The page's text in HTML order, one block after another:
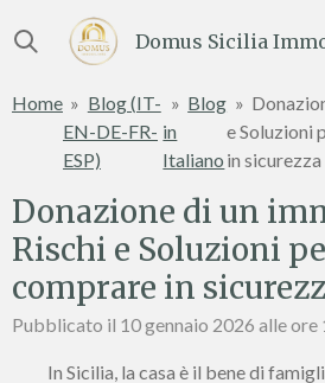
al
principale
Domus Sicilia
Home » Blog (IT-
EN-DE-FR-
ESP)
» Blog
in
Italiano
»
e Soluzioni
in sicurezza
Donazione di un
Rischi e Soluzioni
comprare in
Pubblicato il 10 gennaio 2026 alle ore
In Sicilia, la casa è il bene di